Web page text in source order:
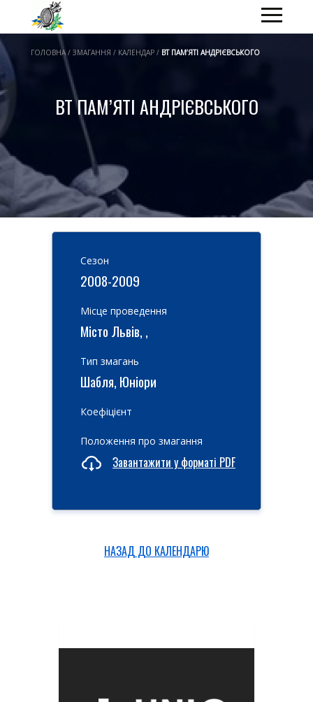
ГОЛОВНА / ЗМАГАННЯ / КАЛЕНДАР / ВТ ПАМ’ЯТІ АНДРІЄВСЬКОГО
ВТ ПАМ’ЯТІ АНДРІЄВСЬКОГО
Cезон
2008-2009
Місце проведення
Місто Львів, ,
Тип змагань
Шабля, Юніори
Коефіцієнт
Положення про змагання
Завантажити у форматі PDF
НАЗАД ДО КАЛЕНДАРЮ